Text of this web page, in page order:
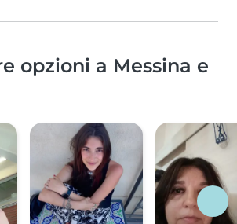
opzioni a Messina e